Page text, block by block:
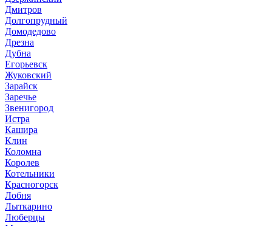
Дмитров
Долгопрудный
Домодедово
Дрезна
Дубна
Егорьевск
Жуковский
Зарайск
Заречье
Звенигород
Истра
Кашира
Клин
Коломна
Королев
Котельники
Красногорск
Лобня
Лыткарино
Люберцы